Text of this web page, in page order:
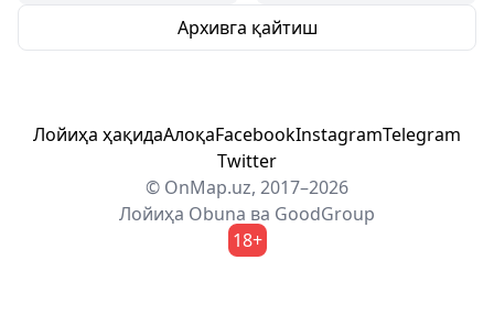
Архивга қайтиш
Лойиҳа ҳақидаАлоқаFacebookInstagramTelegram
Twitter
© OnMap.uz, 2017–2026
Лойиҳа Obuna ва GoodGroup
18+